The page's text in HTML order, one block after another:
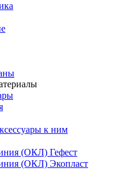
к ним
(ОКЛ) Гефест
(ОКЛ) Экопласт